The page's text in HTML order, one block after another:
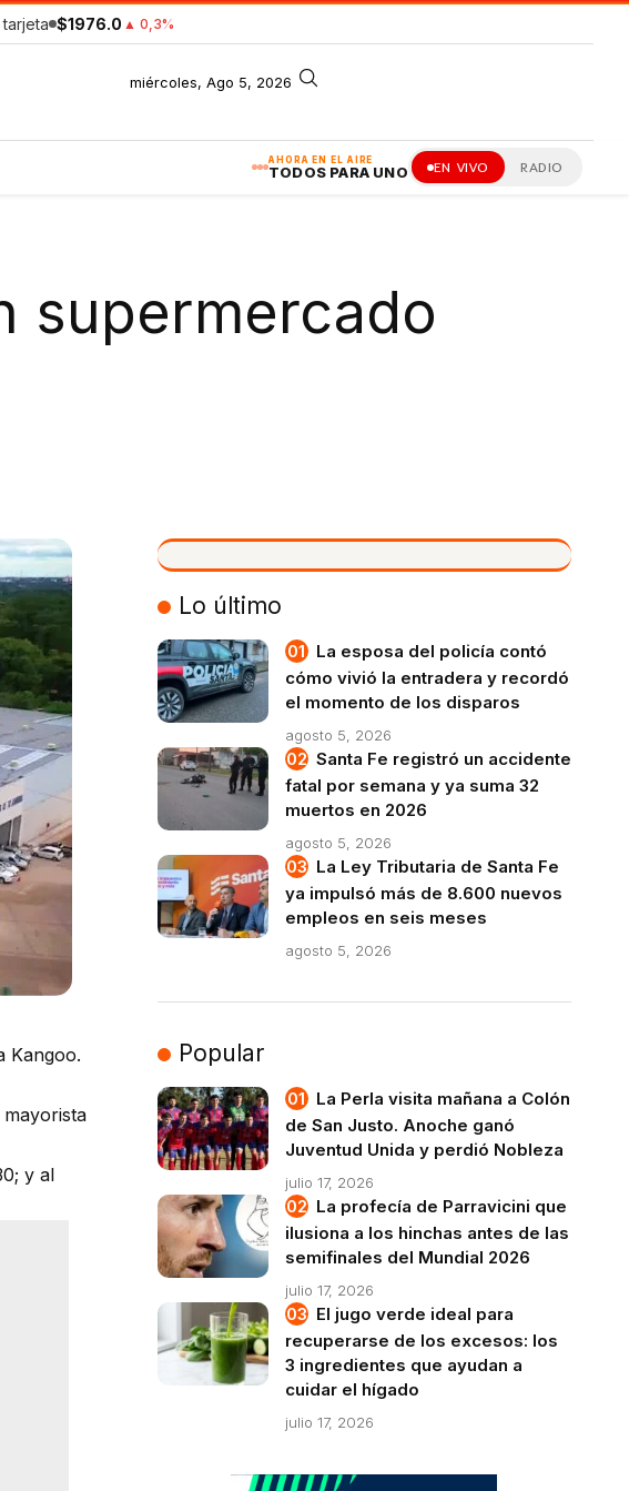
$1976.0 ▲ 0,3%
miércoles, Ago 5, 2026
AHORA EN EL AIRE
TODOS PARA UNO EN VIVO RADIO
supermercado
Kangoo.
y al
VIVO
Lo último
La esposa del policía contó
cómo vivió la entradera y recordó
el momento de los disparos
agosto 5, 2026
Santa Fe registró un accidente
fatal por semana y ya suma 32
muertos en 2026
agosto 5, 2026
La Ley Tributaria de Santa Fe
ya impulsó más de 8.600 nuevos
empleos en seis meses
agosto 5, 2026
Popular
La Perla visita mañana a Colón
de San Justo. Anoche ganó
Juventud Unida y perdió Nobleza
julio 17, 2026
La profecía de Parravicini que
ilusiona a los hinchas antes de las
semifinales del Mundial 2026
julio 17, 2026
El jugo verde ideal para
recuperarse de los excesos: los
3 ingredientes que ayudan a
cuidar el hígado
julio 17, 2026